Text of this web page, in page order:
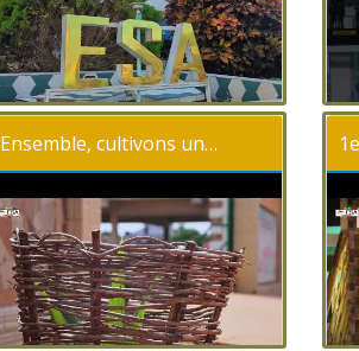
Ensemble, cultivons un…